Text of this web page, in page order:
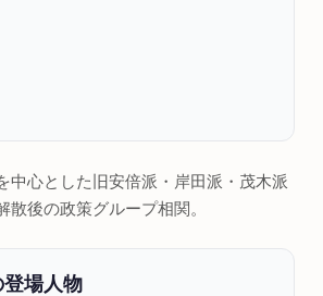
中心とした旧安倍派・岸田派・茂木派
後の政策グループ相関。
場人物